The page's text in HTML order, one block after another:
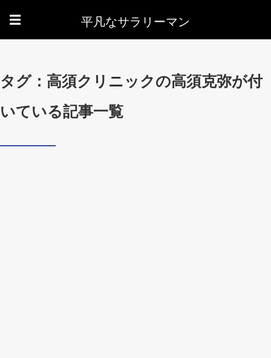
☰ 平凡なサラリーマン
タグ：高須クリニックの高須克弥が付
いている記事一覧